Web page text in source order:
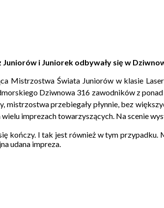
i Juniorek odbywały się w
Mistrzostwa Świata Juniorów w klasie
Dziwnowa 316 zawodników z
mistrzostwa przebiegały płynnie, bez
imprezach towarzyszących. Na scenie
kończy. I tak jest również w tym
udana impreza.